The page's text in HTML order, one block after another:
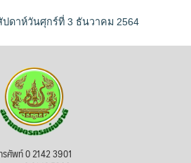
ดาห์วันศุกร์ที่ 3 ธันวาคม 2564
รศัพท์ 0 2142 3901